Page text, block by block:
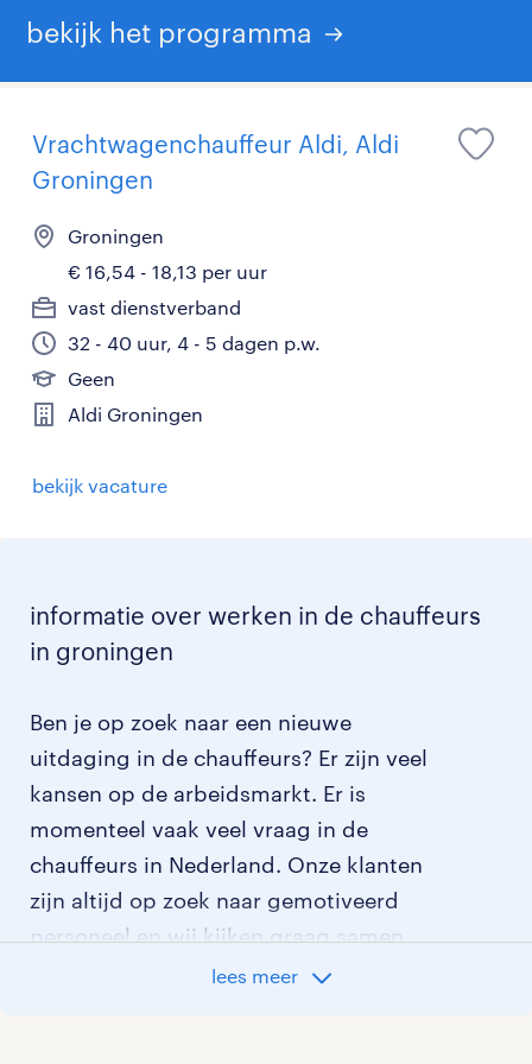
bekijk het programma
Vrachtwagenchauffeur Aldi, Aldi
Groningen
Groningen
€ 16,54 - 18,13 per uur
vast dienstverband
32 - 40 uur, 4 - 5 dagen p.w.
Geen
Aldi Groningen
bekijk vacature
informatie over werken in de chauffeurs
in groningen
Ben je op zoek naar een nieuwe
uitdaging in de chauffeurs? Er zijn veel
kansen op de arbeidsmarkt. Er is
momenteel vaak veel vraag in de
chauffeurs in Nederland. Onze klanten
zijn altijd op zoek naar gemotiveerd
personeel en wij kijken graag samen
met je naar de organisatie die het beste
lees meer